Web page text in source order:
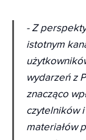
- Z
istotnym
wydarzeń z
znacząco
czytelników
materiałów